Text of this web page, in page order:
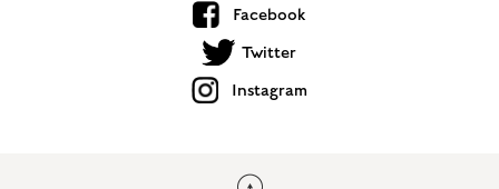
Facebook
Twitter
Instagram